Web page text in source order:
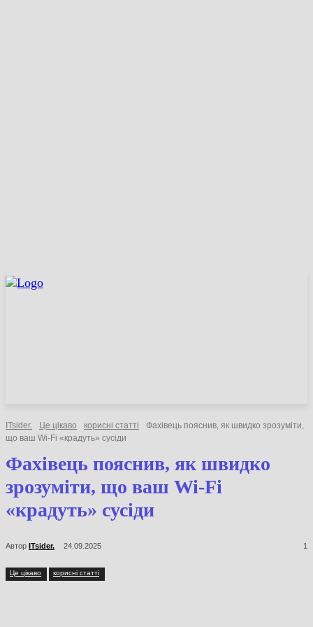
ITsider. Це цікаво корисні статті
Фахівець пояснив, як швидко зрозуміти,
що ваш Wi-Fi «крадуть» сусіди
Фахівець пояснив, як швидко
зрозуміти, що ваш Wi-Fi
«крадуть» сусіди
Автор ITsider. 24.09.2025 1
Це цікаво корисні статті